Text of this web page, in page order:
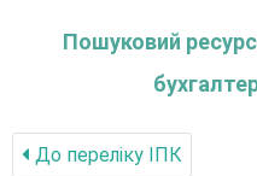
Пошуковий
До переліку IПК